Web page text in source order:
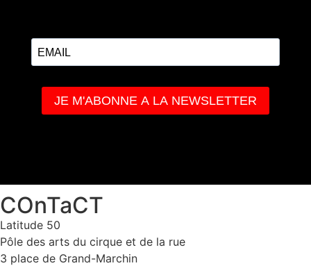
COnTaCT
Latitude 50
Pôle des arts du cirque et de la rue
3 place de Grand-Marchin